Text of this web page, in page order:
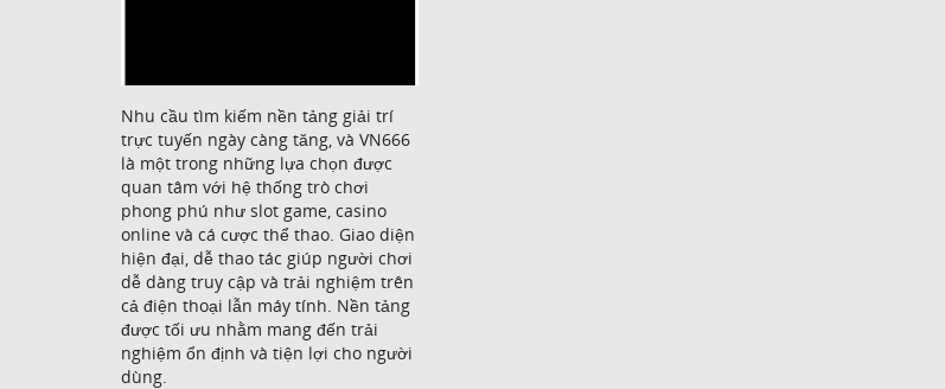
Nhu cầu tìm kiếm nền tảng giải trí
trực tuyến ngày càng tăng, và VN666
là một trong những lựa chọn được
quan tâm với hệ thống trò chơi
phong phú như slot game, casino
online và cá cược thể thao. Giao diện
hiện đại, dễ thao tác giúp người chơi
dễ dàng truy cập và trải nghiệm trên
cả điện thoại lẫn máy tính. Nền tảng
được tối ưu nhằm mang đến trải
nghiệm ổn định và tiện lợi cho người
dùng.